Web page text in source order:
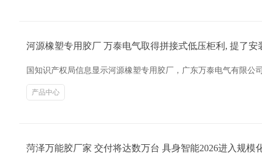
河源橡塑专用胶厂 万泰电气取得拼接式低压柜利, 提了安
国知识产权局信息显示河源橡塑专用胶厂，广东万泰电气有限公
产品中心
菏泽万能胶厂家 交付将达数万台 具身智能2026进入规模